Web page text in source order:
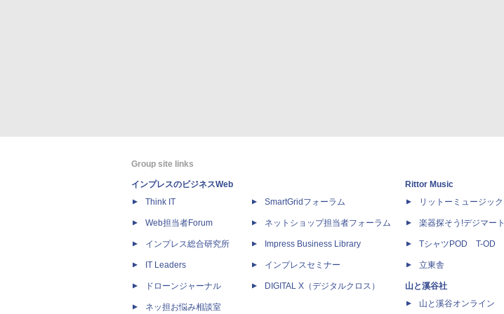
Group site links
インプレスのビジネスWeb
Think IT
Web担当者Forum
インプレス総合研究所
IT Leaders
ドローンジャーナル
ネッ担お悩み相談室
SmartGridフォーラム
ネットショップ担当者フォーラム
Impress Business Library
インプレスセミナー
DIGITAL X（デジタルクロス）
Rittor Music
リットーミュージック
楽器探そう!デジマート
TシャツPOD T-OD
立東舎
山と溪谷社
山と溪谷オンライン